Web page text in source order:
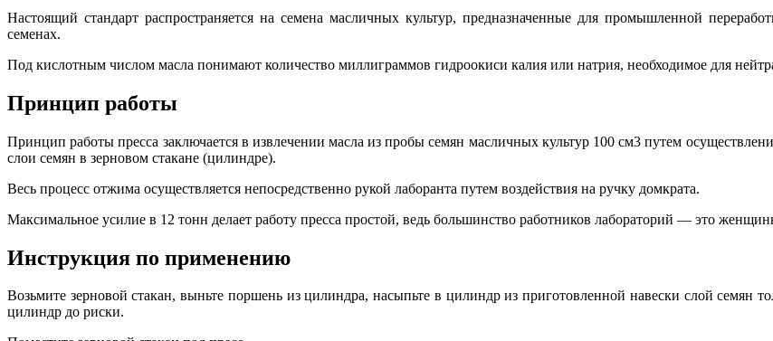
Настоящий стандарт распространяется на семена масличных культур, предназначенные для промышленной
семенах.
Под кислотным числом масла понимают количество миллиграммов гидроокиси калия или натрия, необходимое для
Принцип работы
Принцип работы пресса заключается в извлечении масла из пробы семян масличных культур 100 см3 путем
слои семян в зерновом стакане (цилиндре).
Весь процесс отжима осуществляется непосредственно рукой лаборанта путем воздействия на ручку домкрата.
Максимальное усилие в 12 тонн делает работу пресса простой, ведь большинство работников лабораторий — это
Инструкция по применению
Возьмите зерновой стакан, выньте поршень из цилиндра, насыпьте в цилиндр из приготовленной навески слой
цилиндр до риски.